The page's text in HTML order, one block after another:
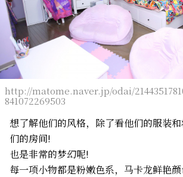
http://matome.naver.jp/odai/
841072269503
想了解他们的风格，除了看他们的服装
们的房间!
也是非常的梦幻呢!
每一项小物都是粉嫩色系，马卡龙鲜艳颜